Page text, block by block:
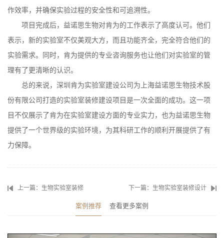
作效率，并确保实验过程的安全性和可追溯性。
项目完成后，益诺思生物对肯为的工作表示了高度认可。他们
表示，新的实验室不仅美观大方，而且功能齐全，完全符合他们的
实验需求。同时，肯为提供的专业咨询服务也让他们对实验室的管
理有了更清晰的认识。
总的来说，深圳肯为实验室建设公司为上海益诺思生物技术股
份有限公司打造的实验室装修建设项目是一次全面的成功。这一项
目不仅展示了肯为在实验室建设方面的专业实力，也为益诺思生物
提供了一个世界级的实验环境，为其科研工作的顺利开展提供了有
力保障。
上一篇：生物实验室装修 下一篇：生物实验室装修设计
案例推荐 查看更多案例